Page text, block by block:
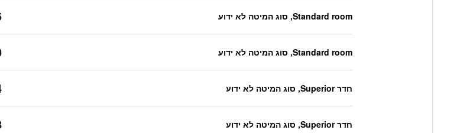
Standard room, סוג המיטה לא ידוע
Standard room, סוג המיטה לא ידוע
חדר Superior, סוג המיטה לא ידוע
חדר Superior, סוג המיטה לא ידוע